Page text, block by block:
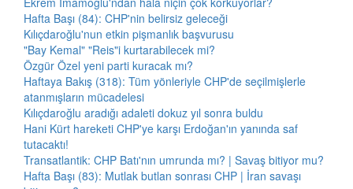
Hafta Başı (84): CHP'nin belirsiz geleceği
Kılıçdaroğlu'nun etkin pişmanlık başvurusu
"Bay Kemal" "Reis"i kurtarabilecek mi?
Özgür Özel yeni parti kuracak mı?
Haftaya Bakış (318): Tüm yönleriyle CHP'de seçilmişlerle
atanmışların mücadelesi
Kılıçdaroğlu aradığı adaleti dokuz yıl sonra buldu
Hani Kürt hareketi CHP'ye karşı Erdoğan'ın yanında saf
tutacaktı!
Transatlantik: CHP Batı'nın umrunda mı? | Savaş bitiyor mu?
Hafta Başı (83): Mutlak butlan sonrası CHP | İran savaşı